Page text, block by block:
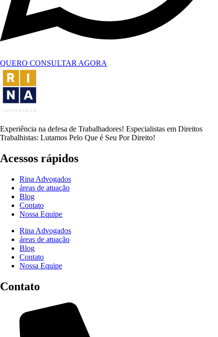
QUERO CONSULTAR AGORA
Experiência na defesa de Trabalhadores! Especialistas em Direitos
Trabalhistas: Lutamos Pelo Que é Seu Por Direito!
Acessos rápidos
Rina Advogados
áreas de atuação
Blog
Contato
Nossa Equipe
Rina Advogados
áreas de atuação
Blog
Contato
Nossa Equipe
Contato